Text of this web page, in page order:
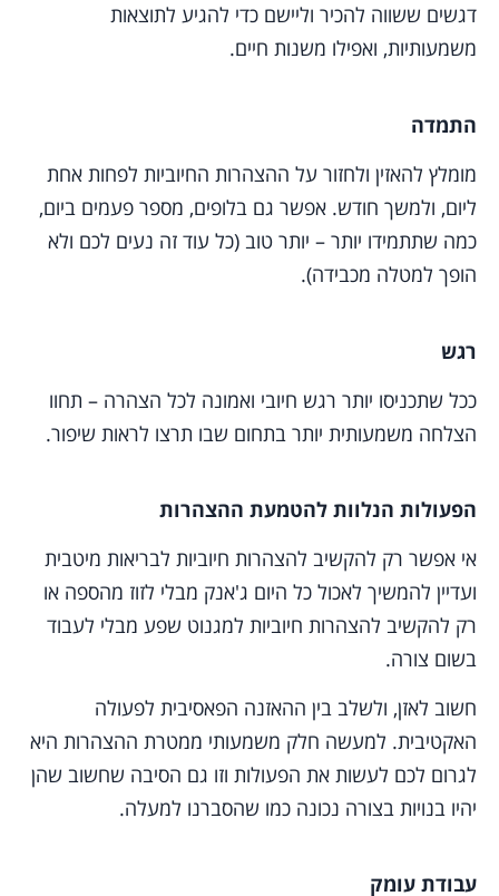
דגשים ששווה להכיר וליישם כדי להגיע לתוצאות
משמעותיות, ואפילו משנות חיים.
התמדה
מומלץ להאזין ולחזור על ההצהרות החיוביות לפחות אחת
ליום, ולמשך חודש. אפשר גם בלופים, מספר פעמים ביום,
כמה שתתמידו יותר – יותר טוב (כל עוד זה נעים לכם ולא
הופך למטלה מכבידה).
רגש
ככל שתכניסו יותר רגש חיובי ואמונה לכל הצהרה – תחוו
הצלחה משמעותית יותר בתחום שבו תרצו לראות שיפור.
הפעולות הנלוות להטמעת ההצהרות
אי אפשר רק להקשיב להצהרות חיוביות לבריאות מיטבית
ועדיין להמשיך לאכול כל היום ג'אנק מבלי לזוז מהספה או
רק להקשיב להצהרות חיוביות למגנוט שפע מבלי לעבוד
בשום צורה.
חשוב לאזן, ולשלב בין ההאזנה הפאסיבית לפעולה
האקטיבית. למעשה חלק משמעותי ממטרת ההצהרות היא
לגרום לכם לעשות את הפעולות וזו גם הסיבה שחשוב שהן
יהיו בנויות בצורה נכונה כמו שהסברנו למעלה.
עבודת עומק